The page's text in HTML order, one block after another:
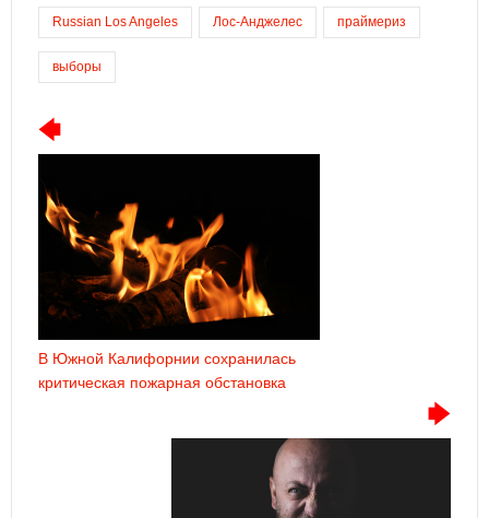
Russian Los Angeles Лос-Анджелес праймериз
выборы
В Южной Калифорнии сохранилась
критическая пожарная обстановка